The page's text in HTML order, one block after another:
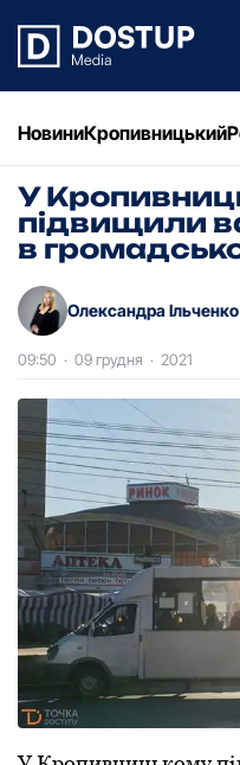
НовиниКропивницький
У
підвищили
в
Олександра Ільченко
09:50 · 09 грудня · 2021